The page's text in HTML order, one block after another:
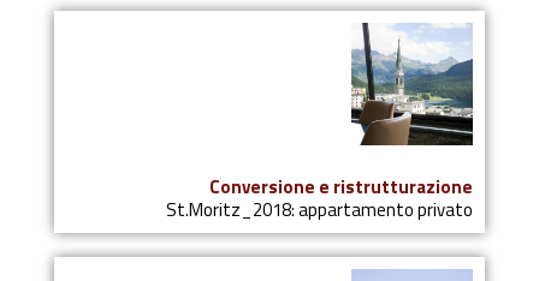
Conversione e ristrutturazione
St.Moritz_2018: appartamento privato